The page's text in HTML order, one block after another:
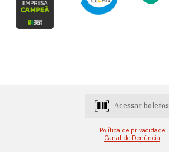
Acessar boletos
Política de privacidade
Canal de Denúncia